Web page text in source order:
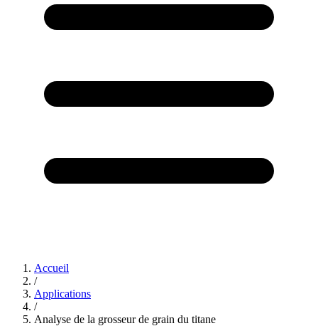
Accueil
/
Applications
/
Analyse de la grosseur de grain du titane